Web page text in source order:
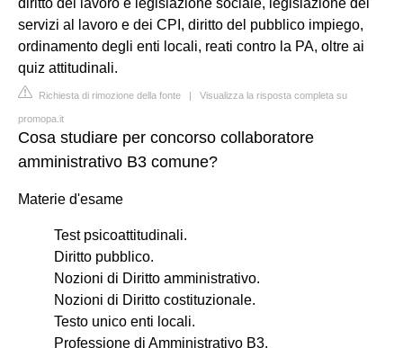
servizi al lavoro e dei CPI, diritto del pubblico impiego,
ordinamento degli enti locali, reati contro la PA, oltre ai
quiz attitudinali.
Richiesta di rimozione della fonte | Visualizza la risposta completa su
promopa.it
Cosa studiare per concorso collaboratore
amministrativo B3 comune?
Materie d'esame
Test psicoattitudinali.
Diritto pubblico.
Nozioni di Diritto amministrativo.
Nozioni di Diritto costituzionale.
Testo unico enti locali.
Professione di Amministrativo B3.